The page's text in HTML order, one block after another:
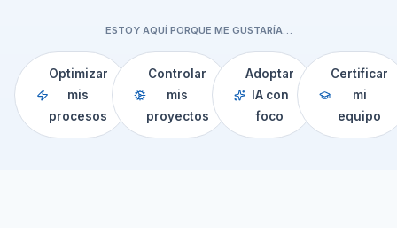
ESTOY AQUÍ PORQUE ME GUSTARÍA…
Optimizar
mis
procesos
Controlar
mis
proyectos
Adoptar
IA con
foco
Certificar
mi
equipo